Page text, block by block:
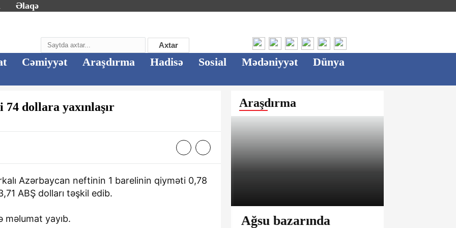
Əlaqə
Axtar
Cəmiyyət Araşdırma Hadisə Sosial Mədəniyyət Dünya
dollara yaxınlaşır
Azərbaycan neftinin 1 barelinin qiyməti 0,78
ABŞ dolları təşkil edib.
məlumat yayıb.
Araşdırma
Ağsu bazarında